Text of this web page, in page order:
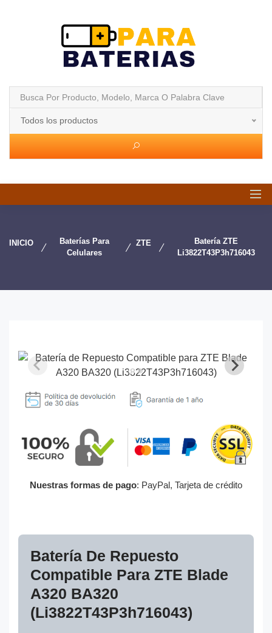
Todos los productos
INICIO
Baterías Para
Celulares
ZTE
Batería ZTE
Li3822T43P3h716043
Nuestras formas de pago: PayPal, Tarjeta de crédito
Batería De Repuesto
Compatible Para ZTE Blade
A320 BA320
(Li3822T43P3h716043)